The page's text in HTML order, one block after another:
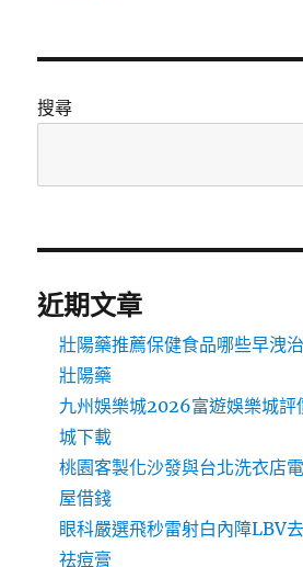
搜尋
近期文章
壯陽藥推薦保健食品哪些早洩
壯陽藥
九州娛樂城2026富遊娛樂城評
城下載
桃園客製化沙發與台北洗衣店
屋借錢
眼科嚴選飛秒雷射白內障LBV
祛痘膏